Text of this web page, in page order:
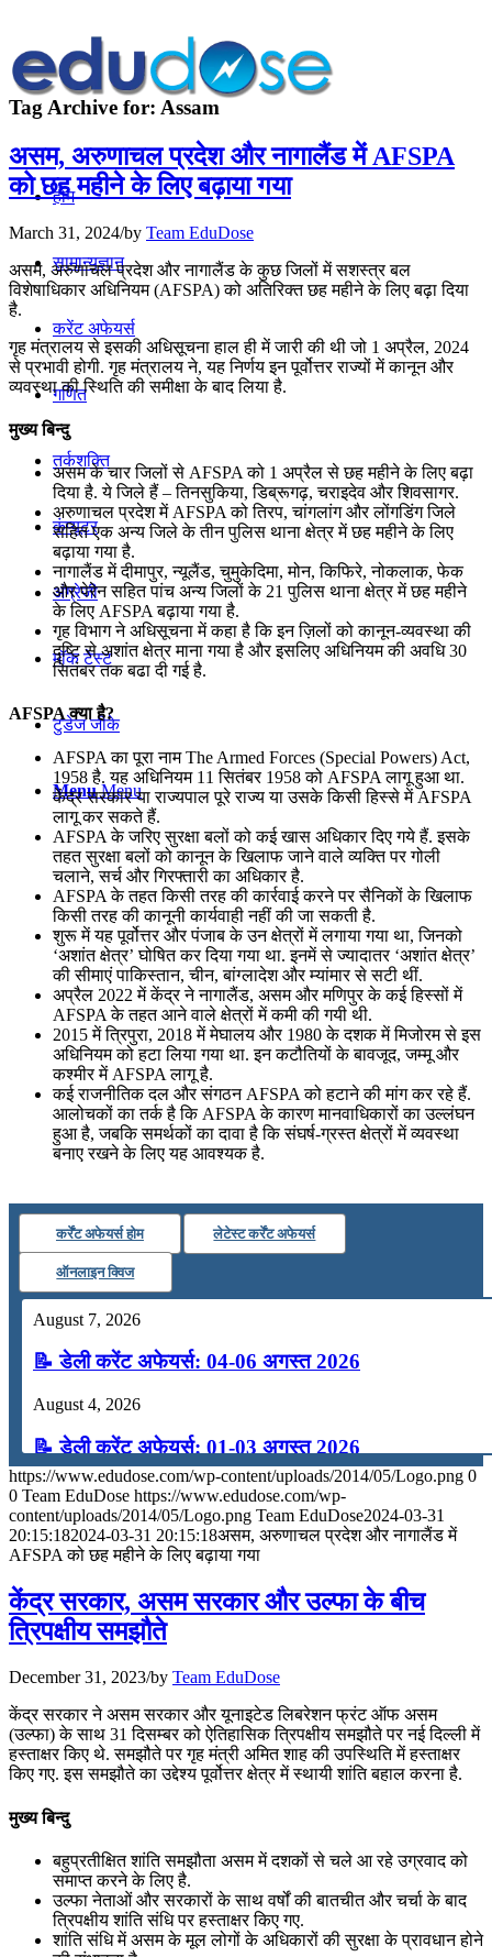
होम
सामान्यज्ञान
करेंट अफेयर्स
गणित
तर्कशक्ति
कंप्यूटर
अंग्रेजी
मॉक टेस्ट
टुडेज जीके
Menu Menu
Tag Archive for: Assam
असम, अरुणाचल प्रदेश और नागालैंड में AFSPA
को छह महीने के लिए बढ़ाया गया
March 31, 2024/by Team EduDose
असम, अरुणाचल प्रदेश और नागालैंड के कुछ जिलों में सशस्त्र बल
विशेषाधिकार अधिनियम (AFSPA) को अतिरिक्त छह महीने के लिए बढ़ा दिया
है.
गृह मंत्रालय से इसकी अधिसूचना हाल ही में जारी की थी जो 1 अप्रैल, 2024
से प्रभावी होगी. गृह मंत्रालय ने, यह निर्णय इन पूर्वोत्तर राज्यों में कानून और
व्यवस्था की स्थिति की समीक्षा के बाद लिया है.
मुख्य बिन्दु
असम के चार जिलों से AFSPA को 1 अप्रैल से छह महीने के लिए बढ़ा
दिया है. ये जिले हैं – तिनसुकिया, डिब्रूगढ़, चराइदेव और शिवसागर.
अरुणाचल प्रदेश में AFSPA को तिरप, चांगलांग और लोंगडिंग जिले
सहित एक अन्य जिले के तीन पुलिस थाना क्षेत्र में छह महीने के लिए
बढ़ाया गया है.
नागालैंड में दीमापुर, न्यूलैंड, चुमुकेदिमा, मोन, किफिरे, नोकलाक, फेक
और पेरेन सहित पांच अन्य जिलों के 21 पुलिस थाना क्षेत्र में छह महीने
के लिए AFSPA बढ़ाया गया है.
गृह विभाग ने अधिसूचना में कहा है कि इन ज़िलों को कानून-व्यवस्था की
दृष्टि से अशांत क्षेत्र माना गया है और इसलिए अधिनियम की अवधि 30
सितंबर तक बढा दी गई है.
AFSPA क्‍या है?
AFSPA का पूरा नाम The Armed Forces (Special Powers) Act,
1958 है. यह अधिनियम 11 सितंबर 1958 को AFSPA लागू हुआ था.
केंद्र सरकार या राज्यपाल पूरे राज्य या उसके किसी हिस्से में AFSPA
लागू कर सकते हैं.
AFSPA के जरिए सुरक्षा बलों को कई खास अधिकार दिए गये हैं. इसके
तहत सुरक्षा बलों को कानून के खिलाफ जाने वाले व्यक्ति पर गोली
चलाने, सर्च और गिरफ्तारी का अधिकार है.
AFSPA के तहत किसी तरह की कार्रवाई करने पर सैनिकों के खिलाफ
किसी तरह की कानूनी कार्यवाही नहीं की जा सकती है.
शुरू में यह पूर्वोत्तर और पंजाब के उन क्षेत्रों में लगाया गया था, जिनको
‘अशांत क्षेत्र’ घोषित कर दिया गया था. इनमें से ज्यादातर ‘अशांत क्षेत्र’
की सीमाएं पाकिस्तान, चीन, बांग्लादेश और म्यांमार से सटी थीं.
अप्रैल 2022 में केंद्र ने नागालैंड, असम और मणिपुर के कई हिस्सों में
AFSPA के तहत आने वाले क्षेत्रों में कमी की गयी थी.
2015 में त्रिपुरा, 2018 में मेघालय और 1980 के दशक में मिजोरम से इस
अधिनियम को हटा लिया गया था. इन कटौतियों के बावजूद, जम्मू और
कश्मीर में AFSPA लागू है.
कई राजनीतिक दल और संगठन AFSPA को हटाने की मांग कर रहे हैं.
आलोचकों का तर्क है कि AFSPA के कारण मानवाधिकारों का उल्लंघन
हुआ है, जबकि समर्थकों का दावा है कि संघर्ष-ग्रस्त क्षेत्रों में व्यवस्था
बनाए रखने के लिए यह आवश्यक है.
कर्रेंट अफेयर्स होम लेटेस्ट कर्रेंट अफेयर्स
ऑनलाइन क्विज
August 7, 2026
📝 डेली करेंट अफेयर्स: 04-06 अगस्त 2026
August 4, 2026
📝 डेली करेंट अफेयर्स: 01-03 अगस्त 2026
July 31, 2026
📝 डेली करेंट अफेयर्स: 28-31 जुलाई 2026
📝 डेली करेंट अफेयर्स: 25-27 जुलाई 2026
📝 डेली करेंट अफेयर्स: 22-24 जुलाई 2026
July 22, 2026
📝 डेली करेंट अफेयर्स: 19-21 जुलाई 2026
July 19, 2026
📝 डेली करेंट अफेयर्स: 16-18 जुलाई 2026
https://www.edudose.com/wp-content/uploads/2014/05/Logo.png 0
0 Team EduDose https://www.edudose.com/wp-
content/uploads/2014/05/Logo.png Team EduDose2024-03-31
20:15:182024-03-31 20:15:18असम, अरुणाचल प्रदेश और नागालैंड में
AFSPA को छह महीने के लिए बढ़ाया गया
केंद्र सरकार, असम सरकार और उल्‍फा के बीच
त्रिपक्षीय समझौते
December 31, 2023/by Team EduDose
केंद्र सरकार ने असम सरकार और यूनाइटेड लिबरेशन फ्रंट ऑफ असम
(उल्‍फा) के साथ 31 दिसम्बर को ऐतिहासिक त्रिपक्षीय समझौते पर नई दिल्‍ली में
हस्‍ताक्षर किए थे. समझौते पर गृह मंत्री अमित शाह की उपस्थिति में हस्ताक्षर
किए गए. इस समझौते का उद्देश्य पूर्वोत्तर क्षेत्र में स्थायी शांति बहाल करना है.
मुख्य बिन्दु
बहुप्रतीक्षित शांति समझौता असम में दशकों से चले आ रहे उग्रवाद को
समाप्त करने के लिए है.
उल्फा नेताओं और सरकारों के साथ वर्षों की बातचीत और चर्चा के बाद
त्रिपक्षीय शांति संधि पर हस्ताक्षर किए गए.
शांति संधि में असम के मूल लोगों के अधिकारों की सुरक्षा के प्रावधान होने